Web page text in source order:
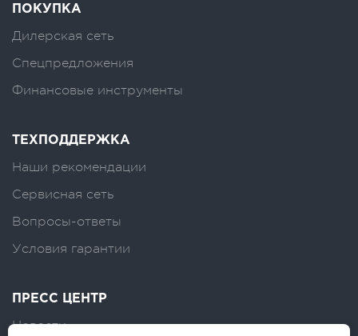
ПОКУПКА
Дилерская сеть
Спецпредложения
Финансовые инструменты
ТЕХПОДДЕРЖКА
Наши рекомендации
Сервисная сеть
Вопросы-ответы
Условия гарантии
ПРЕСС ЦЕНТР
Новости